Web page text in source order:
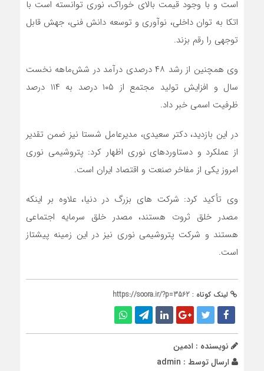
است و با وجود قیمت بالای خوراک، نوری توانسته است با
اتکا به توان داخلی، نوآوری و توسعه دانش فنی، جهش قابل
توجهی را رقم بزند.
وی همچنین از رشد ۴۸ درصدی درآمد در شش‌ماهه نخست
سال و افزایش تولید مجتمع از ۱۰۵ درصد به ۱۱۴ درصد
ظرفیت اسمی خبر داد.
در این بازدید، دکتر سعیدی، مدیرعامل شستا نیز ضمن تقدیر
از عملکرد و دستاوردهای نوری اظهار کرد: پتروشیمی نوری
امروز یکی از مفاخر صنعت و اقتصاد ایران است.
وی تأکید کرد: شرکت های بزرگ در دنیا، علاوه بر اینکه
مصدر خلق ثروت هستند، مصدر خلق سرمایه اجتماعی
هستند و شرکت پتروشیمی نوری نیز در این زمینه پیشتاز
است.
لینک کوتاه : https://soora.ir/?p=3562
نویسنده : ادمین
ارسال توسط : admin